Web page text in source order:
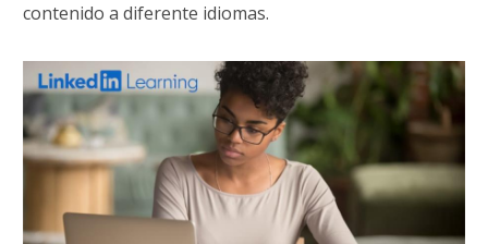
contenido a diferente idiomas.